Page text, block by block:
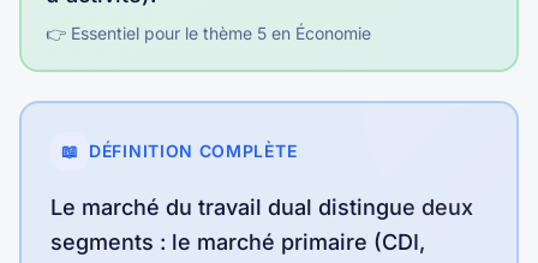
👉 Essentiel pour le thème 5 en Économie
📖 DÉFINITION COMPLÈTE
Le marché du travail dual distingue deux
segments : le marché primaire (CDI,